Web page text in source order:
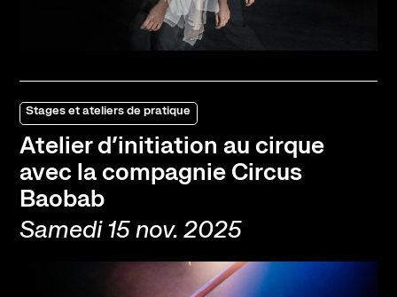
Stages et ateliers de pratique
Atelier d’initiation au cirque
avec la compagnie Circus
Baobab
Samedi 15 nov. 2025